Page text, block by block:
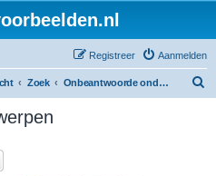
Aanmelden
Registreer
Zoek Onbeantwoorde onderwerpen